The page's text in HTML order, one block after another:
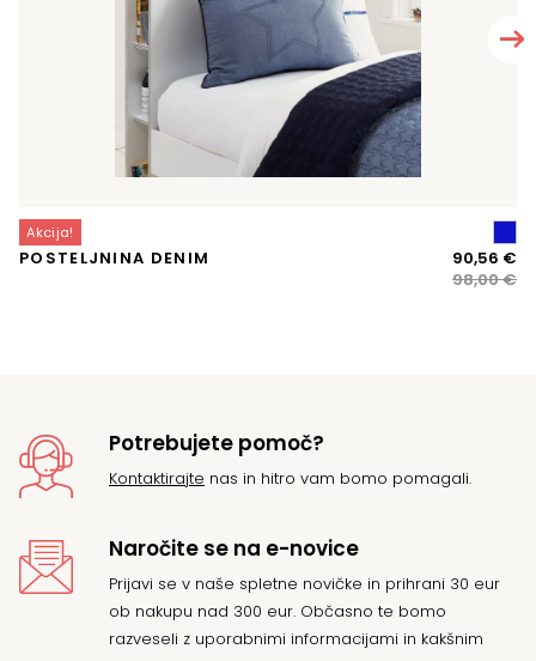
Akcija!
POSTELJNINA DENIM
98,00€
90,56 €
Potrebujete pomoč?
Kontaktirajte nas in hitro vam bomo pomagali.
Naročite se na e-novice
Prijavi se v naše spletne novičke in prihrani 30 eur
ob nakupu nad 300 eur. Občasno te bomo
razveseli z uporabnimi informacijami in kakšnim